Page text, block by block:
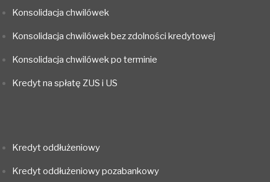
Konsolidacja chwilówek
Konsolidacja chwilówek bez zdolności kredytowej
Konsolidacja chwilówek po terminie
Kredyt na spłatę ZUS i US
Kredyt oddłużeniowy
Kredyt oddłużeniowy pozabankowy